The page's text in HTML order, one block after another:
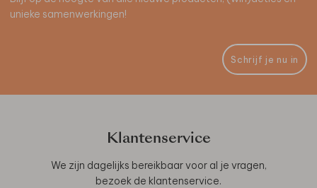
unieke samenwerkingen!
Schrijf je nu in
Klantenservice
We zijn dagelijks bereikbaar voor al je vragen,
bezoek de klantenservice.